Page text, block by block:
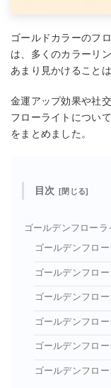
ゴールドカラーのフ
は、多くのカラーリ
あまり見かけること
金運アップ効果や社
フローライトについて
をまとめました。
目次
ゴールデンフロー
ゴールデンフロ
ゴールデンフロ
ゴールデンフロ
ゴールデンフロ
ゴールデンフロ
ゴールデンフロ